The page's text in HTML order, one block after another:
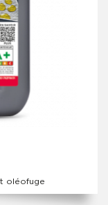
oléofuge